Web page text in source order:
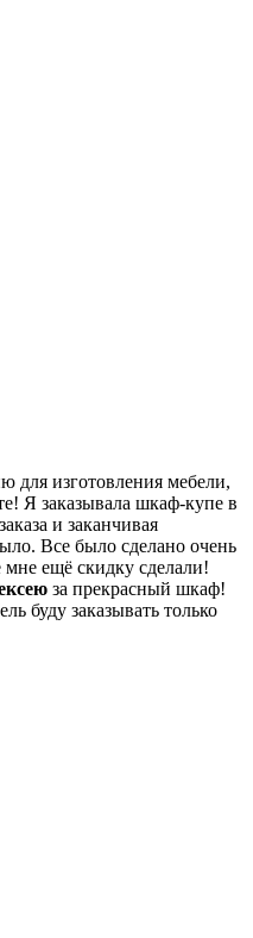
для изготовления мебели,
Я заказывала шкаф-купе в
и заканчивая
Все было сделано очень
ещё скидку сделали!
за прекрасный шкаф!
буду заказывать только